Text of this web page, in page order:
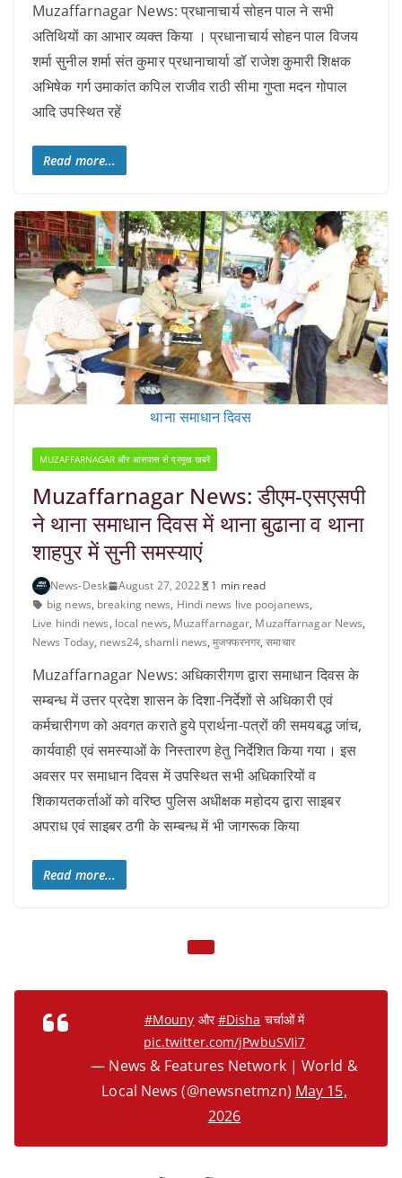
Muzaffarnagar News: प्रधानाचार्य सोहन पाल ने सभी
अतिथियों का आभार व्यक्त किया । प्रधानाचार्य सोहन पाल विजय
शर्मा सुनील शर्मा संत कुमार प्रधानाचार्या डॉ राजेश कुमारी शिक्षक
अभिषेक गर्ग उमाकांत कपिल राजीव राठी सीमा गुप्ता मदन गोपाल
आदि उपस्थित रहें
Read more...
थाना समाधान दिवस
MUZAFFARNAGAR और आसपास से प्रमुख खबरें
Muzaffarnagar News: डीएम-एसएसपी
ने थाना समाधान दिवस में थाना बुढाना व थाना
शाहपुर में सुनी समस्याएं
News-Desk August 27, 2022
1 min read
big news, breaking news, Hindi news live poojanews,
Live hindi news, local news, Muzaffarnagar, Muzaffarnagar News,
News Today, news24,shamli news,मुजफ्फरनगर,समाचार
Muzaffarnagar News: अधिकारीगण द्वारा समाधान दिवस के
सम्बन्ध में उत्तर प्रदेश शासन के दिशा-निर्देशों से अधिकारी एवं
कर्मचारीगण को अवगत कराते हुये प्रार्थना-पत्रों की समयबद्ध जांच,
कार्यवाही एवं समस्याओं के निस्तारण हेतु निर्देशित किया गया। इस
अवसर पर समाधान दिवस में उपस्थित सभी अधिकारियों व
शिकायतकर्ताओं को वरिष्ठ पुलिस अधीक्षक महोदय द्वारा साइबर
अपराध एवं साइबर ठगी के सम्बन्ध में भी जागरूक किया
Read more...
#Mouny और#Disha चर्चाओं में
pic.twitter.com/jPwbuSVIi7
— News & Features Network | World &
Local News (@newsnetmzn) May 15,
2026